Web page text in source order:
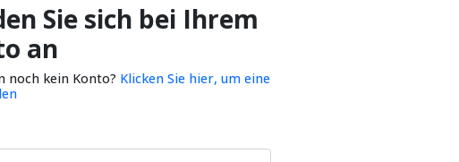
Sie sich bei Ihrem
an
noch kein Konto? Klicken Sie hier, um eine